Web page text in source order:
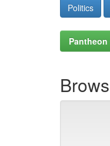
Politics
Pantheon